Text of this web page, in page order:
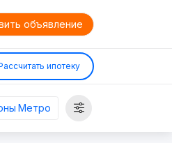
объявление
ипотеку
Метро